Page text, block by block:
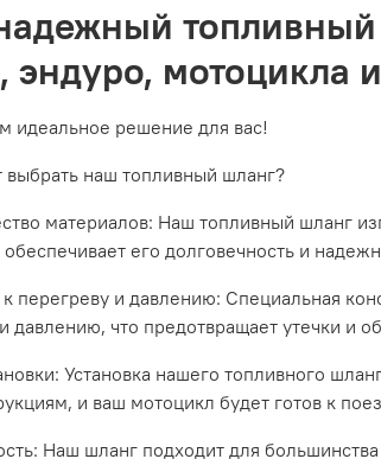
эндуро, мотоцикла
идеальное решение для вас!
выбрать наш топливный шланг?
материалов: Наш топливный шланг
обеспечивает его долговечность и
к перегреву и давлению: Специальная
давлению, что предотвращает утечки и
Установка нашего топливного
и ваш мотоцикл будет готов к
Наш шланг подходит для